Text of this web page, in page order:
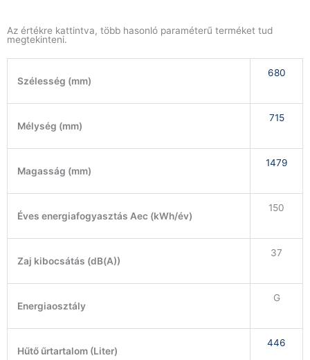
Az értékre kattintva, több hasonló paraméterű terméket tud
megtekinteni.
Szélesség (mm)
680
Mélység (mm)
715
Magasság (mm)
1479
Éves energiafogyasztás Aec (kWh/év)
150
Zaj kibocsátás (dB(A))
37
Energiaosztály
G
Hűtő űrtartalom (Liter)
446